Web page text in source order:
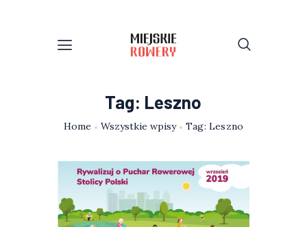
Tag: Leszno
Home Wszystkie wpisy Tag: Leszno